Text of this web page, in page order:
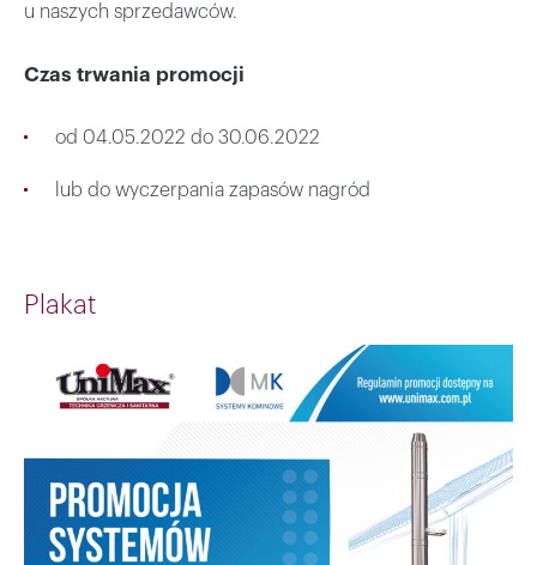
u naszych sprzedawców.
Czas trwania promocji
od 04.05.2022 do 30.06.2022
lub do wyczerpania zapasów nagród
Plakat